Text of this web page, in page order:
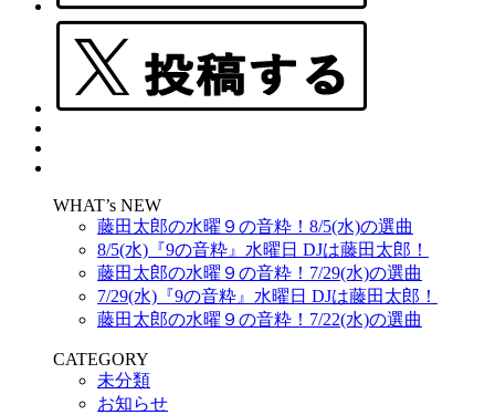
WHAT’s NEW
藤田太郎の水曜９の音粋！8/5(水)の選曲
8/5(水)『9の音粋』水曜日 DJは藤田太郎！
藤田太郎の水曜９の音粋！7/29(水)の選曲
7/29(水)『9の音粋』水曜日 DJは藤田太郎！
藤田太郎の水曜９の音粋！7/22(水)の選曲
CATEGORY
未分類
お知らせ